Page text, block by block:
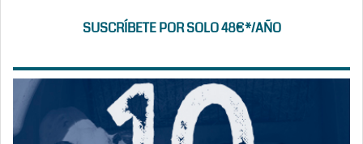
SUSCRÍBETE POR SOLO 48€*/AÑO